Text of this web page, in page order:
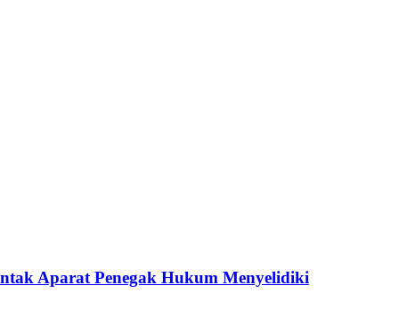
Aparat Penegak Hukum Menyelidiki